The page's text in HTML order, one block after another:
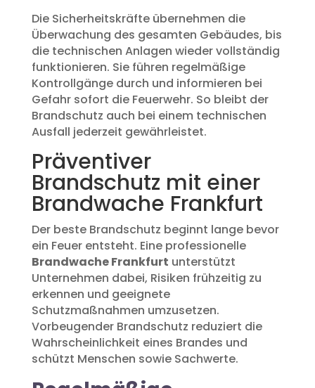
Die Sicherheitskräfte übernehmen die
Überwachung des gesamten Gebäudes, bis
die technischen Anlagen wieder vollständig
funktionieren. Sie führen regelmäßige
Kontrollgänge durch und informieren bei
Gefahr sofort die Feuerwehr. So bleibt der
Brandschutz auch bei einem technischen
Ausfall jederzeit gewährleistet.
Präventiver
Brandschutz mit einer
Brandwache Frankfurt
Der beste Brandschutz beginnt lange bevor
ein Feuer entsteht. Eine professionelle
Brandwache Frankfurt unterstützt
Unternehmen dabei, Risiken frühzeitig zu
erkennen und geeignete
Schutzmaßnahmen umzusetzen.
Vorbeugender Brandschutz reduziert die
Wahrscheinlichkeit eines Brandes und
schützt Menschen sowie Sachwerte.